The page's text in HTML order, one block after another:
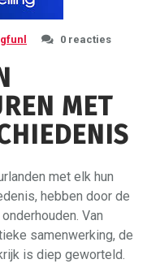
0 reacties
MET
met elk hun
hebben door de
Van
samenwerking, de
is diep geworteld.